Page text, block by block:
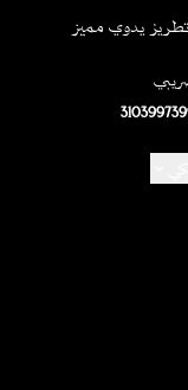
يدوي مميز